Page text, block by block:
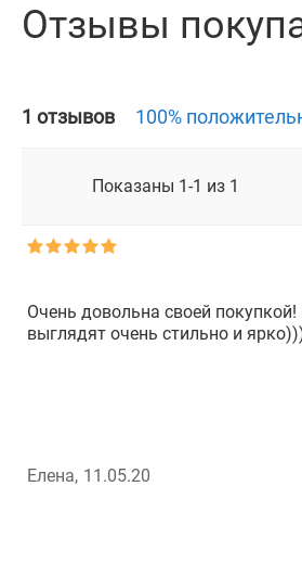
Отзывы
1 отзывов 100%
Показаны 1-1 из 1
Очень довольна своей
выглядят очень стильно и
Елена, 11.05.20